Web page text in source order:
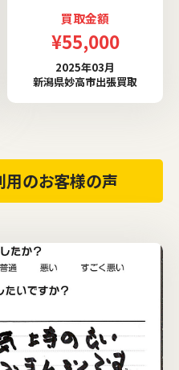
買取金額
¥55,000
2025年03月
新潟県妙高市出張買取
用のお客様の声